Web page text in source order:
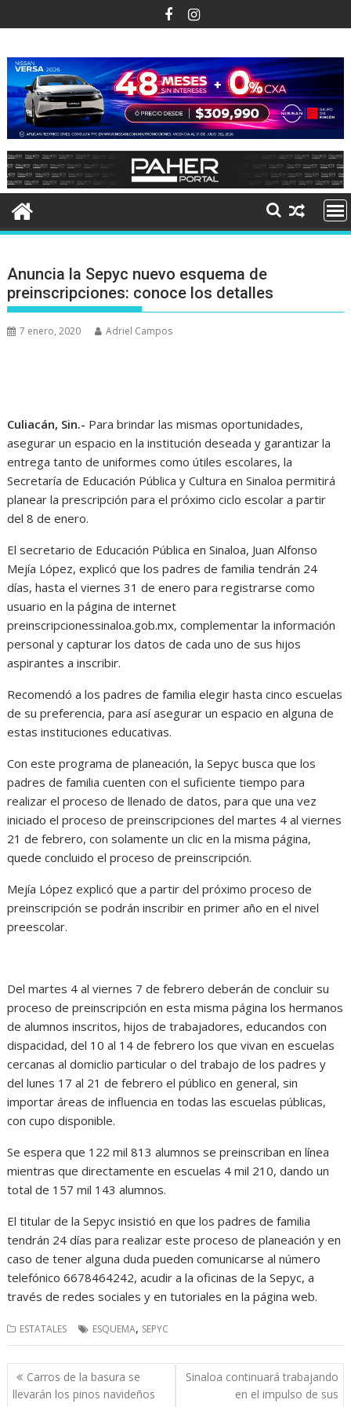
al
Anuncia la Sepyc nuevo esquema de
preinscripciones: conoce los detalles
7 enero, 2020 Adriel Campos
Culiacán, Sin.- Para brindar las mismas oportunidades,
asegurar un espacio en la institución deseada y garantizar la
entrega tanto de uniformes como útiles escolares, la
Secretaría de Educación Pública y Cultura en Sinaloa permitirá
planear la prescripción para el próximo ciclo escolar a partir
del 8 de enero.
El secretario de Educación Pública en Sinaloa, Juan Alfonso
Mejía López, explicó que los padres de familia tendrán 24
días, hasta el viernes 31 de enero para registrarse como
usuario en la página de internet
preinscripcionessinaloa.gob.mx, complementar la información
personal y capturar los datos de cada uno de sus hijos
aspirantes a inscribir.
Recomendó a los padres de familia elegir hasta cinco escuelas
de su preferencia, para así asegurar un espacio en alguna de
estas instituciones educativas.
Con este programa de planeación, la Sepyc busca que los
padres de familia cuenten con el suficiente tiempo para
realizar el proceso de llenado de datos, para que una vez
iniciado el proceso de preinscripciones del martes 4 al viernes
21 de febrero, con solamente un clic en la misma página,
quede concluido el proceso de preinscripción.
Mejía López explicó que a partir del próximo proceso de
preinscripción se podrán inscribir en primer año en el nivel
preescolar.
Del martes 4 al viernes 7 de febrero deberán de concluir su
proceso de preinscripción en esta misma página los hermanos
de alumnos inscritos, hijos de trabajadores, educandos con
dispacidad, del 10 al 14 de febrero los que vivan en escuelas
cercanas al domiclio particular o del trabajo de los padres y
del lunes 17 al 21 de febrero el público en general, sin
importar áreas de influencia en todas las escuelas públicas,
con cupo disponible.
Se espera que 122 mil 813 alumnos se preinscriban en línea
mientras que directamente en escuelas 4 mil 210, dando un
total de 157 mil 143 alumnos.
El titular de la Sepyc insistió en que los padres de familia
tendrán 24 días para realizar este proceso de planeación y en
caso de tener alguna duda pueden comunicarse al número
telefónico 6678464242, acudir a la oficinas de la Sepyc, a
través de redes sociales y en tutoriales en la página web.
ESTATALES ESQUEMA, SEPYC
Navegación
de
Carros de la basura se
llevarán los pinos navideños
Sinaloa continuará trabajando
en el impulso de sus